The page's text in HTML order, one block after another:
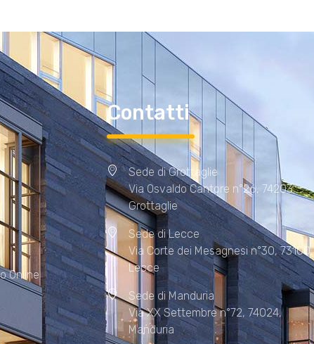
Online
Contatti
Sede di Grottaglie
Via Osvaldo Cantore n°26, 74203,
Grottaglie
Sede di Lecce
Via Corte dei Mesagnesi n°30, 73100,
Lecce
Sede di Manduria
Via XX Settembre n°72, 74024,
Manduria